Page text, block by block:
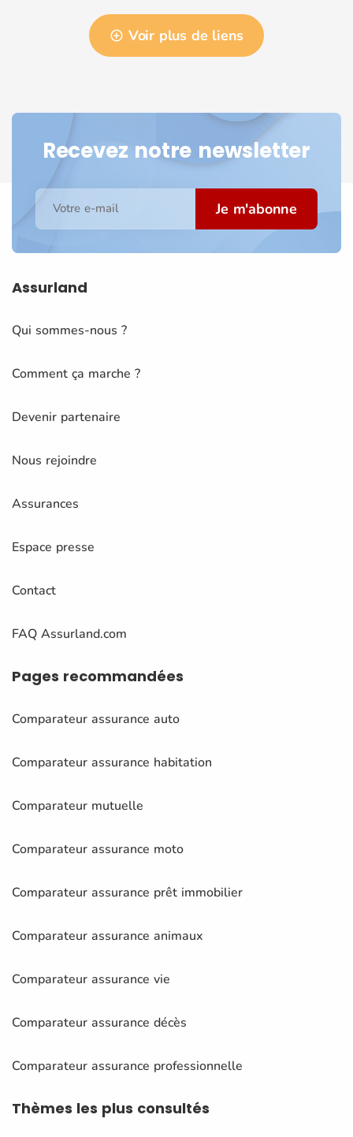
Voir plus de liens
Recevez notre newsletter
Votre e-mail Je m'abonne
Assurland
Qui sommes-nous ?
Comment ça marche ?
Devenir partenaire
Nous rejoindre
Assurances
Espace presse
Contact
FAQ Assurland.com
Pages recommandées
Comparateur assurance auto
Comparateur assurance habitation
Comparateur mutuelle
Comparateur assurance moto
Comparateur assurance prêt immobilier
Comparateur assurance animaux
Comparateur assurance vie
Comparateur assurance décès
Comparateur assurance professionnelle
Thèmes les plus consultés